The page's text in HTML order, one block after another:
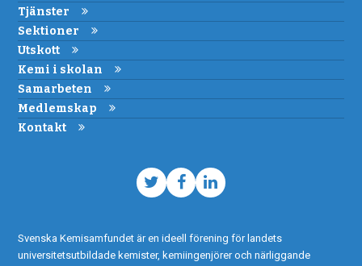
Tjänster
Sektioner
Utskott
Kemi i skolan
Samarbeten
Medlemskap
Kontakt
TwitterFacebook
LinkedIn
Svenska Kemisamfundet är en ideell förening för landets
universitetsutbildade kemister, kemiingenjörer och närliggande